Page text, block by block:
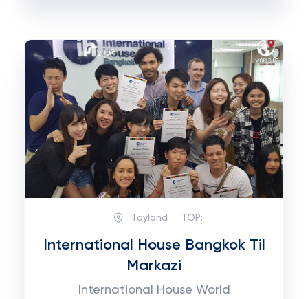
Tayland TOP:
International House Bangkok Til
Markazi
International House World